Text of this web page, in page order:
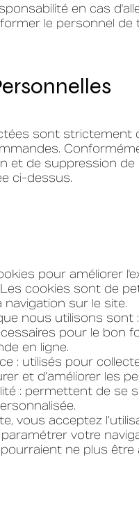
en cas
le personnel
sont strictement
et de suppression
ci-dessus.
pour améliorer
cookies sont de
navigation sur le site.
nous utilisons sont :
pour le
en ligne.
: utilisés pour
et d’améliorer les
: permettent de se
vous acceptez
votre
ne plus être